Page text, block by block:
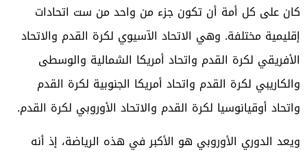
كان على كل أمة أن تكون جزء من واحد من ست اتحادات
إقليمية مختلفة. وهي الاتحاد الآسيوي لكرة القدم والاتحاد
الأفريقي لكرة القدم واتحاد أمريكا الشمالية والوسطى
والكاريبي لكرة القدم واتحاد أمريكا الجنوبية لكرة القدم
واتحاد أوقيانوسيا لكرة القدم والاتحاد الأوروبي لكرة القدم.
ويعد الدوري الأوروبي هو الأكبر في هذه الرياضة، إذ أنه